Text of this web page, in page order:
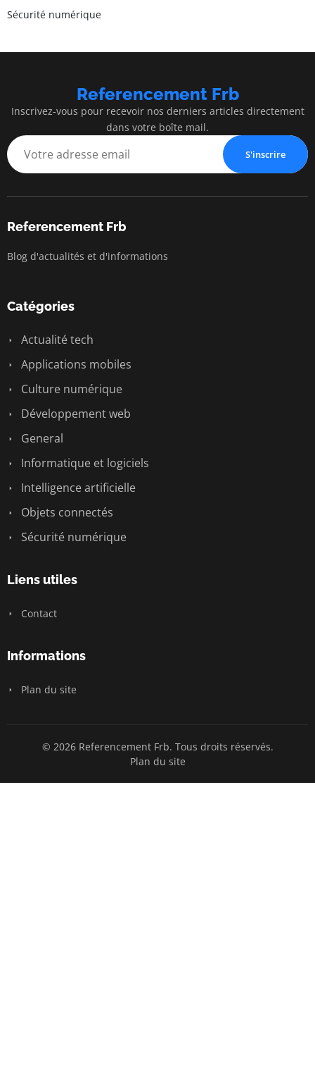
Sécurité numérique
Referencement Frb
Inscrivez-vous pour recevoir nos derniers articles directement
dans votre boîte mail.
S'inscrire
Referencement Frb
Blog d'actualités et d'informations
Catégories
Actualité tech
Applications mobiles
Culture numérique
Développement web
General
Informatique et logiciels
Intelligence artificielle
Objets connectés
Sécurité numérique
Liens utiles
Contact
Informations
Plan du site
© 2026 Referencement Frb. Tous droits réservés.
Plan du site